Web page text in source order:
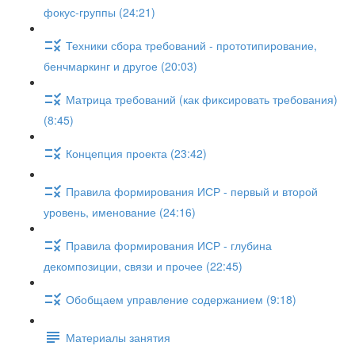
фокус-группы (24:21)
Техники сбора требований - прототипирование,
бенчмаркинг и другое (20:03)
Матрица требований (как фиксировать требования)
(8:45)
Концепция проекта (23:42)
Правила формирования ИСР - первый и второй
уровень, именование (24:16)
Правила формирования ИСР - глубина
декомпозиции, связи и прочее (22:45)
Обобщаем управление содержанием (9:18)
Материалы занятия